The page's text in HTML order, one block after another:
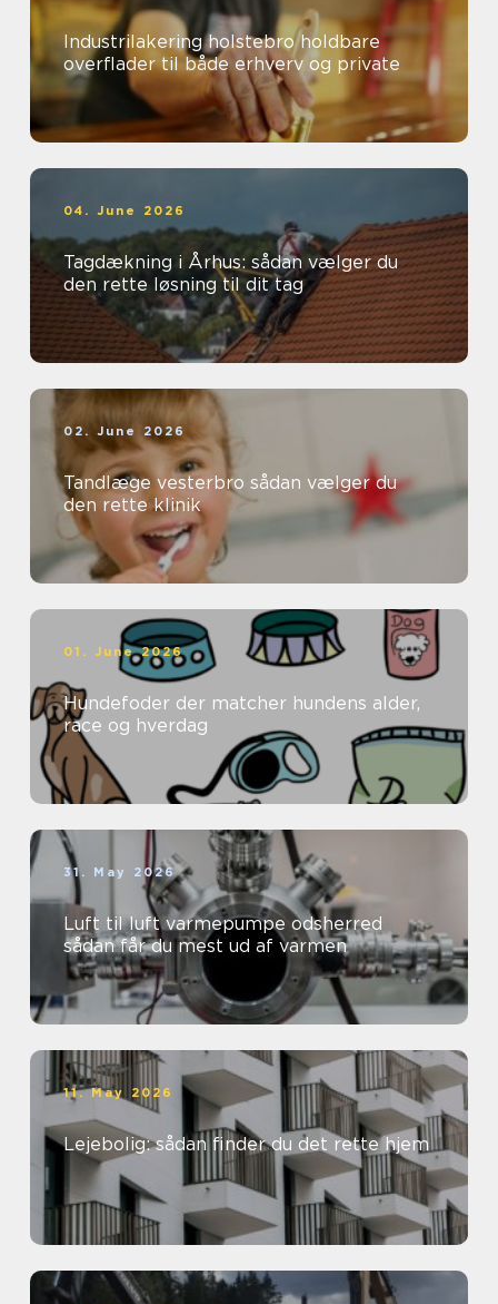
Industrilakering holstebro holdbare
overflader til både erhverv og private
04. June 2026
Tagdækning i Århus: sådan vælger du
den rette løsning til dit tag
02. June 2026
Tandlæge vesterbro sådan vælger du
den rette klinik
01. June 2026
Hundefoder der matcher hundens alder,
race og hverdag
31. May 2026
Luft til luft varmepumpe odsherred
sådan får du mest ud af varmen
11. May 2026
Lejebolig: sådan finder du det rette hjem